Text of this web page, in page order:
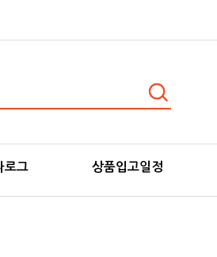
로그 상품입고일정